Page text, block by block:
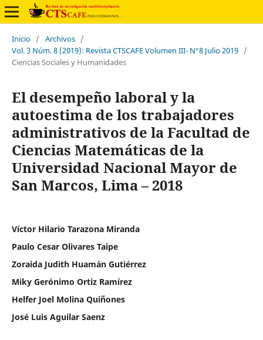
Inicio / Archivos /
Vol. 3 Núm. 8 (2019): Revista CTSCAFE Volumen III- N°8 Julio 2019 /
Ciencias Sociales y Humanidades
El desempeño laboral y la
autoestima de los trabajadores
administrativos de la Facultad de
Ciencias Matemáticas de la
Universidad Nacional Mayor de
San Marcos, Lima – 2018
Víctor Hilario Tarazona Miranda
Paulo Cesar Olivares Taipe
Zoraida Judith Huamán Gutiérrez
Miky Gerónimo Ortiz Ramírez
Helfer Joel Molina Quiñones
José Luis Aguilar Saenz